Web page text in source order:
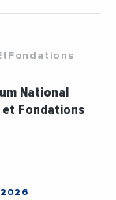
National
Fondations
2026